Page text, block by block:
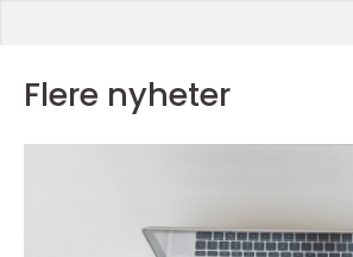
Flere nyheter